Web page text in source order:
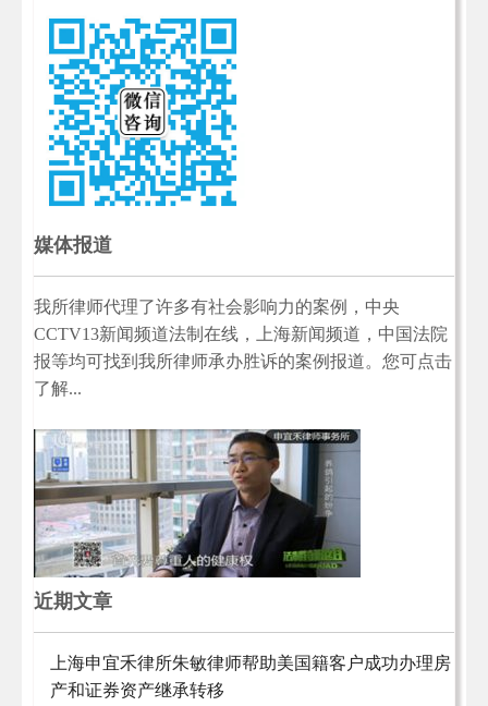
媒体报道
我所律师代理了许多有社会影响力的案例，中央
CCTV13新闻频道法制在线，上海新闻频道，中国法院
报等均可找到我所律师承办胜诉的案例报道。您可点击
了解...
近期文章
上海申宜禾律所朱敏律师帮助美国籍客户成功办理房
产和证券资产继承转移